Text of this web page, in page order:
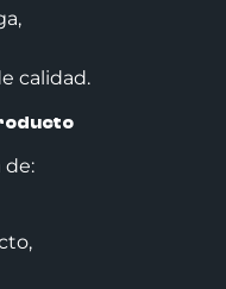
calidad.
de: